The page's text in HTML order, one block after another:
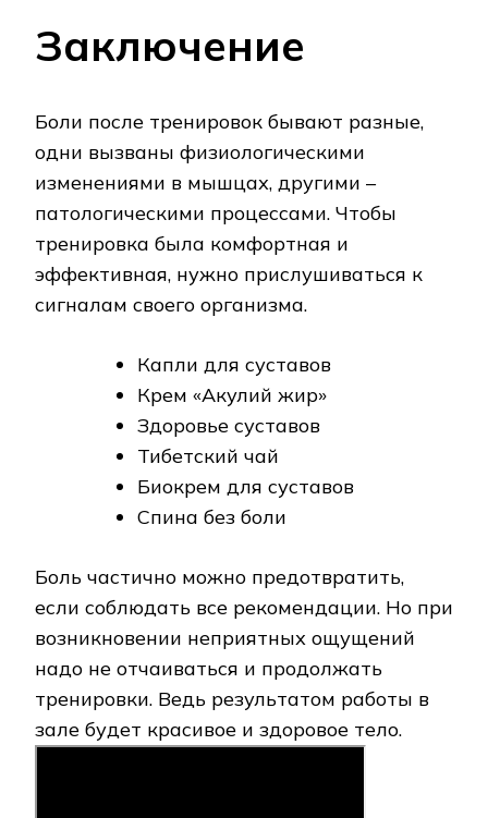
Заключение
Боли после тренировок бывают разные,
одни вызваны физиологическими
изменениями в мышцах, другими –
патологическими процессами. Чтобы
тренировка была комфортная и
эффективная, нужно прислушиваться к
сигналам своего организма.
Капли для суставов
Крем «Акулий жир»
Здоровье суставов
Тибетский чай
Биокрем для суставов
Спина без боли
Боль частично можно предотвратить,
если соблюдать все рекомендации. Но при
возникновении неприятных ощущений
надо не отчаиваться и продолжать
тренировки. Ведь результатом работы в
зале будет красивое и здоровое тело.